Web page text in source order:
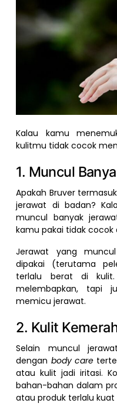
Kalau kamu
kulitmu tidak cocok
1. Muncul
Apakah Bruver
jerawat di badan?
muncul banyak
kamu pakai tidak cocok
Jerawat yang
dipakai (terutama
terlalu berat di
melembapkan, tapi
memicu jerawat.
2. Kulit
Selain muncul
dengan body care
atau kulit jadi iritasi.
bahan-bahan dalam
atau produk terlalu kuat